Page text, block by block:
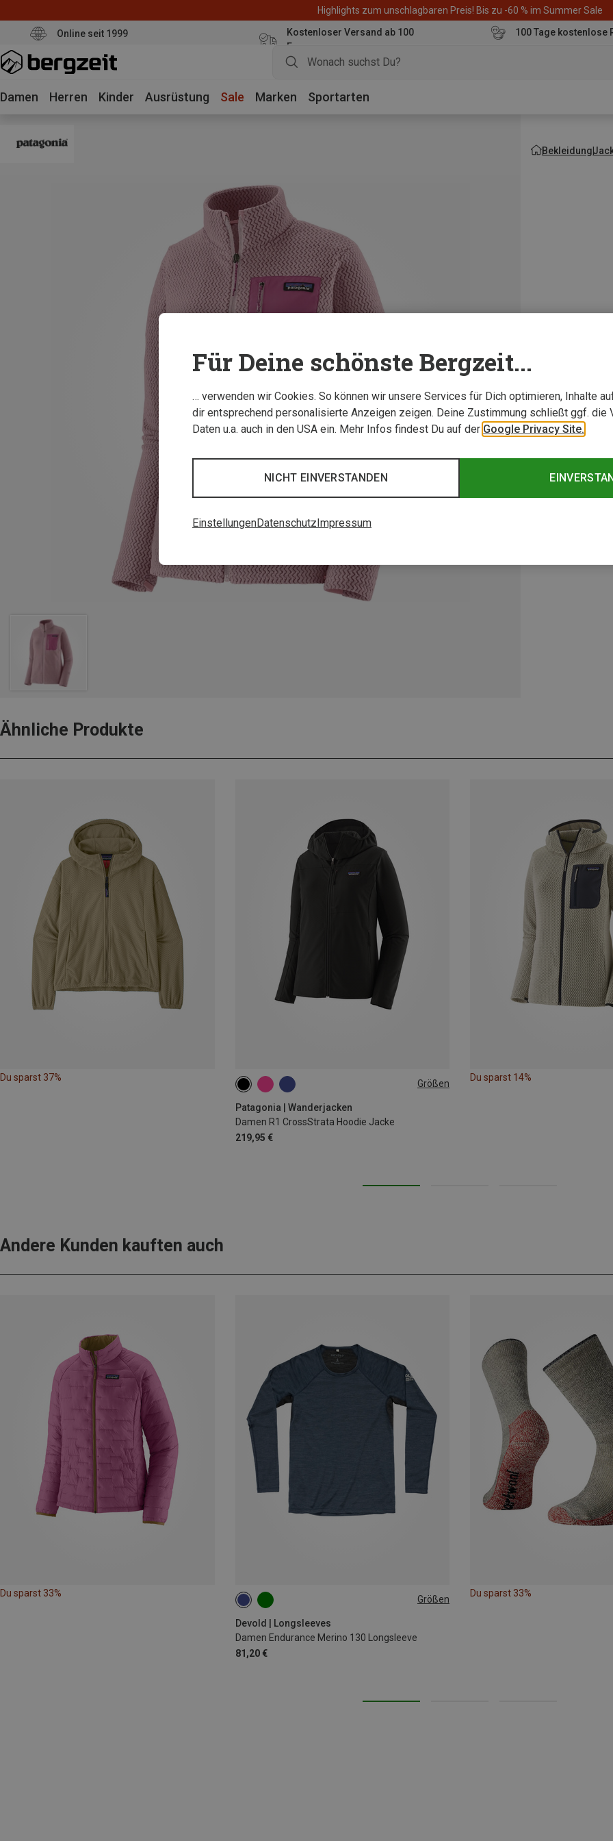
Highlights zum unschlagbaren Preis! Bis zu -60 % im Summer Sale
Online seit 1999
Kostenloser Versand ab 100
Euro
100 Tage kostenlose
Damen Herren Kinder Ausrüstung Sale Marken Sportarten
Bekleidung
Ähnliche Produkte
Du sparst 37%
Größen
Patagonia | Wanderjacken
Damen R1 CrossStrata Hoodie Jacke
219,95 €
XS S M
Du sparst 14%
Andere Kunden kauften auch
Du sparst 33%
Größen
Devold | Longsleeves
Damen Endurance Merino 130 Longsleeve
81,20 €
XS S
Du sparst 33%
Für Deine schönste Bergzeit...
… verwenden wir Cookies. So können wir unsere Services für Dich optimieren, Inhalte
dir entsprechend personalisierte Anzeigen zeigen. Deine Zustimmung schließt ggf. die
Daten u.a. auch in den USA ein. Mehr Infos findest Du auf der Google Privacy Site.
NICHT EINVERSTANDEN
EinstellungenDatenschutz Impressum